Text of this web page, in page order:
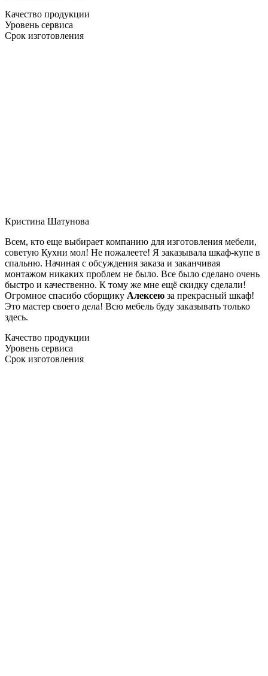
Качество продукции
Уровень сервиса
Срок изготовления
Кристина Шатунова
Всем, кто еще выбирает компанию для изготовления мебели,
советую Кухни мол! Не пожалеете! Я заказывала шкаф-купе в
спальню. Начиная с обсуждения заказа и заканчивая
монтажом никаких проблем не было. Все было сделано очень
быстро и качественно. К тому же мне ещё скидку сделали!
Огромное спасибо сборщику Алексею за прекрасный шкаф!
Это мастер своего дела! Всю мебель буду заказывать только
здесь.
Качество продукции
Уровень сервиса
Срок изготовления